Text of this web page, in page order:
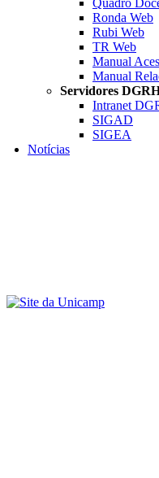
Ronda Web
Rubi Web
TR Web
Manual
Manual
Servidores
Intranet
SIGAD
SIGEA
Notícias